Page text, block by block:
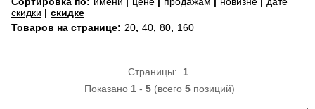
скидки | скидке
Товаров на странице: 20, 40, 80, 160
Страницы: 1
Показано 1- 5(всего 5позиций)